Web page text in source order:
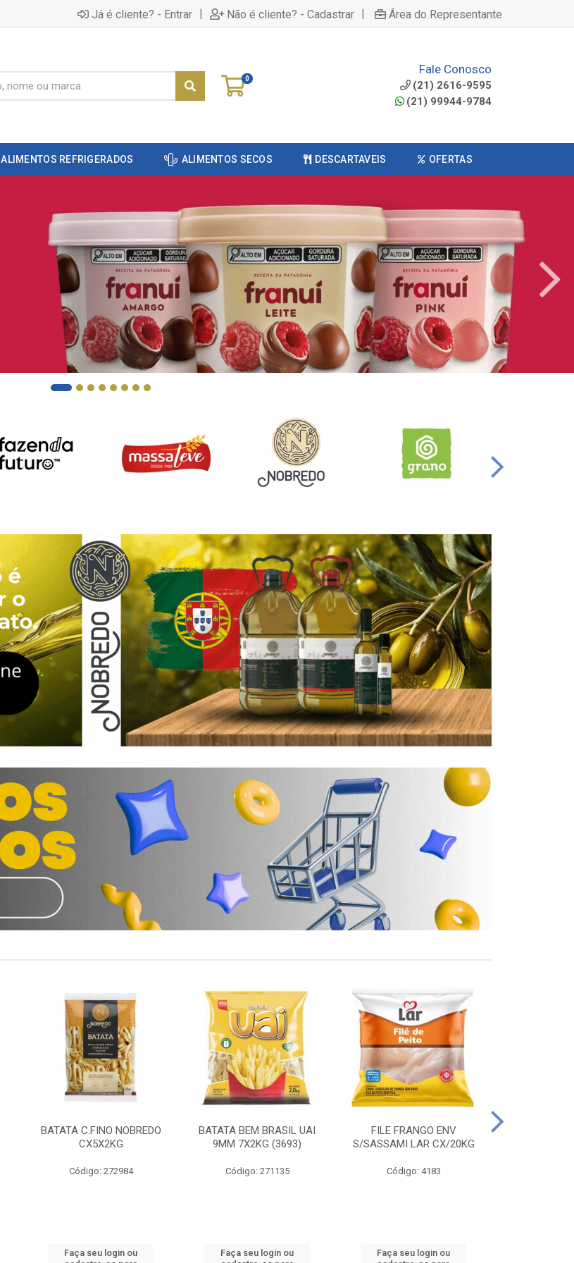
Já é cliente? - Entrar | Não é cliente? - Cadastrar | Área do Representante
0
Fale Conosco
(21) 2616-9595
(21) 99944-9784
ALIMENTOS REFRIGERADOS ALIMENTOS SECOS DESCARTAVEIS OFERTAS
BATATA C.FINO NOBREDO
CX5X2KG
Código: 272984
Faça seu login ou
BATATA BEM BRASIL UAI
9MM 7X2KG (3693)
Código: 271135
Faça seu login ou
FILE FRANGO ENV
S/SASSAMI LAR CX/20KG
Código: 4183
Faça seu login ou